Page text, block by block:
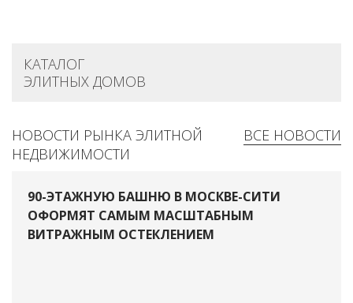
КАТАЛОГ
ЭЛИТНЫХ ДОМОВ
ВСЕ НОВОСТИ
НОВОСТИ РЫНКА ЭЛИТНОЙ
НЕДВИЖИМОСТИ
90-ЭТАЖНУЮ БАШНЮ В МОСКВЕ-СИТИ
ОФОРМЯТ САМЫМ МАСШТАБНЫМ
ВИТРАЖНЫМ ОСТЕКЛЕНИЕМ